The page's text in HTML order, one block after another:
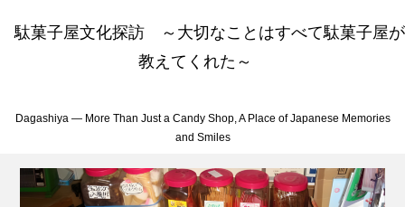
駄菓子屋文化探訪 ～大切なことはすべて駄菓子屋が
教えてくれた～
Dagashiya — More Than Just a Candy Shop, A Place of Japanese Memories
and Smiles